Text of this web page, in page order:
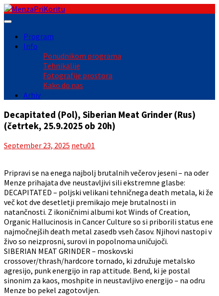
Skip
to
Program
Info
Ponudnikom programa
Tehnikalije
Fotografije prostora
Kako do nas
Arhiv
Decapitated (Pol), Siberian Meat Grinder (Rus)
(četrtek, 25.9.2025 ob 20h)
September 23, 2025 netu01
Pripravi se na enega najbolj brutalnih večerov jeseni – na oder
Menze prihajata dve neustavljivi sili ekstremne glasbe:
DECAPITATED – poljski velikani tehničnega death metala, ki že
več kot dve desetletji premikajo meje brutalnosti in
natančnosti. Z ikoničnimi albumi kot Winds of Creation,
Organic Hallucinosis in Cancer Culture so si priborili status ene
najmočnejših death metal zasedb vseh časov. Njihovi nastopi v
živo so neizprosni, surovi in popolnoma uničujoči.
SIBERIAN MEAT GRINDER – moskovski
crossover/thrash/hardcore tornado, ki združuje metalsko
agresijo, punk energijo in rap attitude. Bend, ki je postal
sinonim za kaos, moshpite in neustavljivo energijo – na odru
Menze bo pekel zagotovljen.